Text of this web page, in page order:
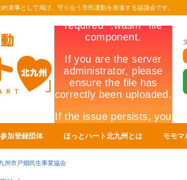
束事として掲げ、守り合う市民運動を推進する協議会です。
参加登録団体 ほっとハート北九州とは モモマ
州市戸畑民生事業協会